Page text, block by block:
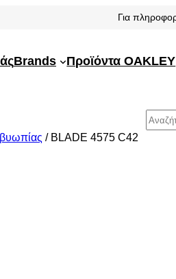
Για
Brands Προϊόντα OAKLEY
/ BLADE 4575 C42